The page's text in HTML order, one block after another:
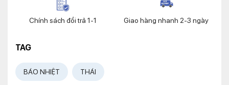
Chính sách đổi trả 1-1 Giao hàng nhanh 2-3 ngày
TAG
BÁO NHIỆT THÁI